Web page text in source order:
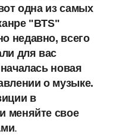
одна из самых
"BTS"
недавно, всего
для вас
новая
о музыке.
в
меняйте свое
.